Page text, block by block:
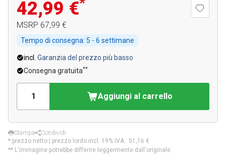
42,99 €
MSRP 67,99 €
Tempo di consegna: 5 - 6 settimane
incl. Garanzia del prezzo più basso
Consegna gratuita**
Aggiungi al carrello
Stampa
Condividi
* prezzo netto | prezzo lordo incl. 19% IVA.: 51,16 €
** L'immagine potrebbe differire leggermente dall'originale.